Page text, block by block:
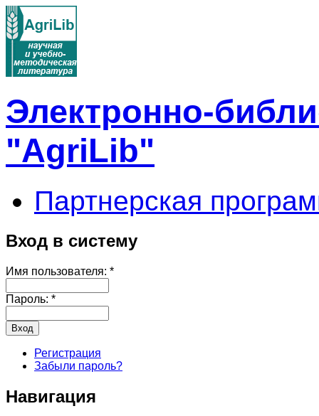
Электронно-
"AgriLib"
Партнерская
Вход в систему
Имя пользователя: *
Пароль: *
Регистрация
Забыли пароль?
Навигация